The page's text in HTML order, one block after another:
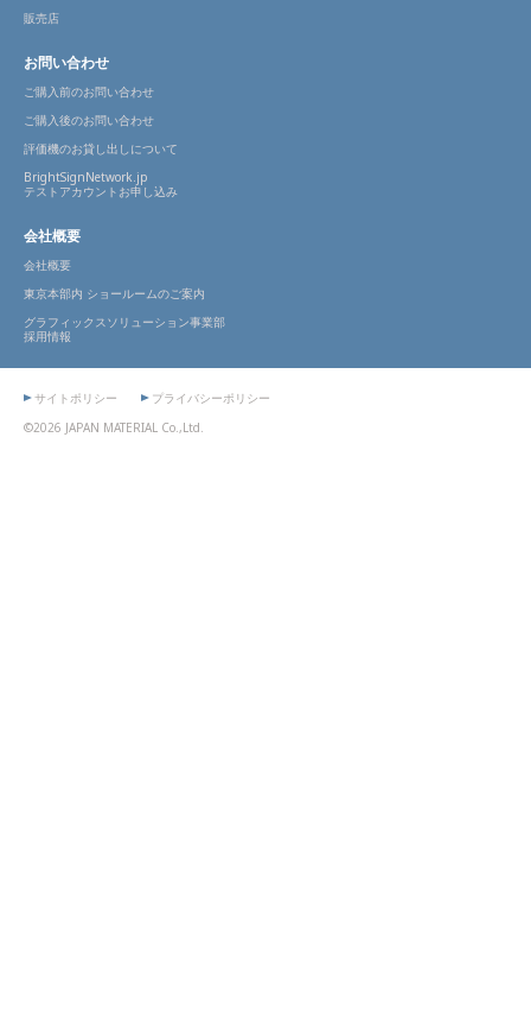
販売店
お問い合わせ
ご購入前のお問い合わせ
ご購入後のお問い合わせ
評価機のお貸し出しについて
BrightSignNetwork.jp
テストアカウントお申し込み
会社概要
会社概要
東京本部内 ショールームのご案内
グラフィックスソリューション事業部
採用情報
©2026 JAPAN MATERIAL Co.,Ltd.
サイトポリシー プライバシーポリシー